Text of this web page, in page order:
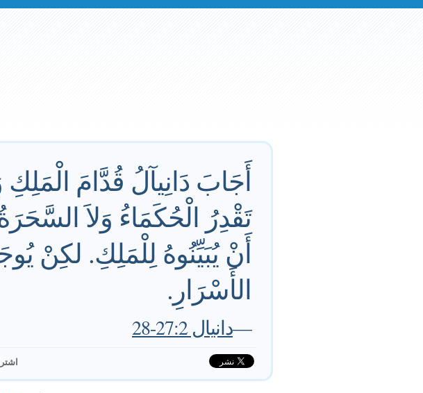
أَجَابَ دَانِيآلُ قُدَّامَ
تَقْدِرُ الْحُكَمَاءُ وَلاَ
أَنْ يُبَيِّنُوهُ لِلْمَلِكِ. لكِنْ
الأَسْرَارِ.
—دانيال 27:2-28